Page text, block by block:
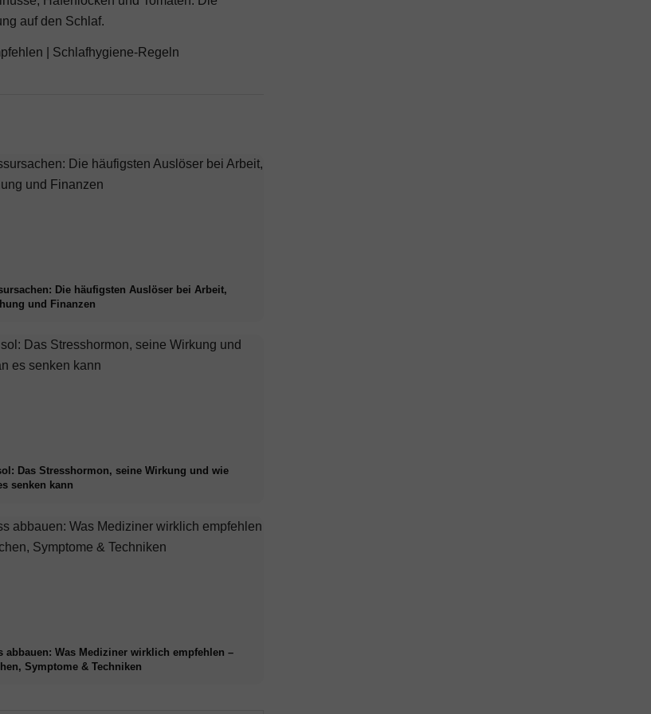
auf den Schlaf.
Schlafhygiene-Regeln
Die häufigsten Auslöser bei Arbeit,
und Finanzen
Das Stresshormon, seine Wirkung und wie
senken kann
abbauen: Was Mediziner wirklich empfehlen –
Symptome & Techniken